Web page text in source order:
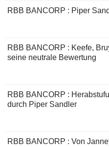
RBB BANCORP : Piper
RBB BANCORP : Keefe,
seine neutrale Bewertung
RBB BANCORP :
durch Piper Sandler
RBB BANCORP : Von